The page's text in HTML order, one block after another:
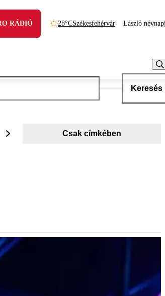
RÁDIÓ 28°CSzékesfehérvár László
Keresés
Csak címkében